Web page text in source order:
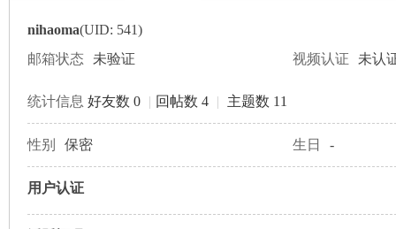
nihaoma(UID: 541)
邮箱状态
未验证 视频认证 未认
统计信息 好友数 0 | 回帖数 4 | 主题数 11
性别 保密 生日 -
用户认证